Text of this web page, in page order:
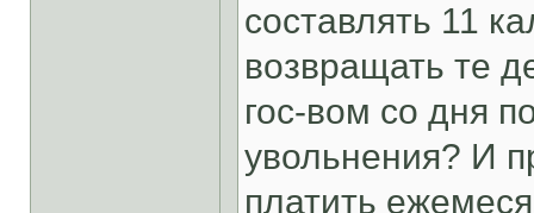
составлять 11
возвращать те
гос-вом со дня
увольнения? И
платить